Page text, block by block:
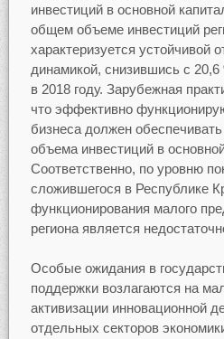
инвестиций в основной
общем объеме инвестиций
характеризуется устойчивой
динамикой, снизившись с 20,6
в 2018 году. Зарубежная
что эффективно
бизнеса должен
объема инвестиций в
Соответственно, по уровню
сложившегося в Республике
функционирования малого
региона является
Особые ожидания в
поддержки возлагаются на
активизации инновационной
отдельных секторов